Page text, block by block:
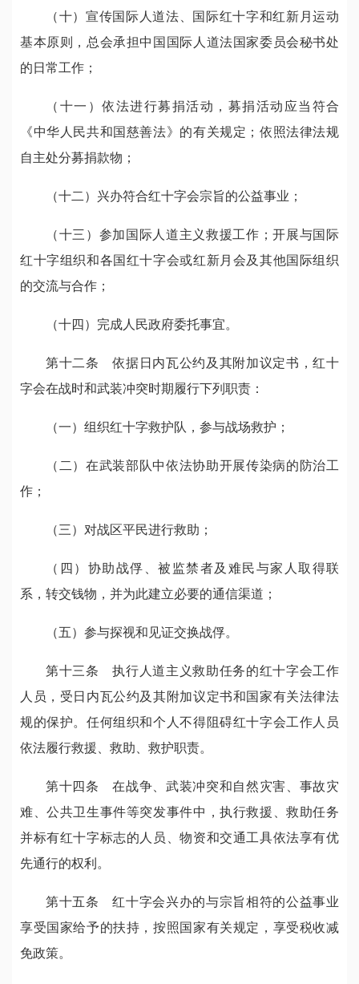
（十）宣传国际人道法、国际红十字和红新月运动
基本原则，总会承担中国国际人道法国家委员会秘书处
的日常工作；
（十一）依法进行募捐活动，募捐活动应当符合
《中华人民共和国慈善法》的有关规定；依照法律法规
自主处分募捐款物；
（十二）兴办符合红十字会宗旨的公益事业；
（十三）参加国际人道主义救援工作；开展与国际
红十字组织和各国红十字会或红新月会及其他国际组织
的交流与合作；
（十四）完成人民政府委托事宜。
第十二条 依据日内瓦公约及其附加议定书，红十
字会在战时和武装冲突时期履行下列职责：
（一）组织红十字救护队，参与战场救护；
（二）在武装部队中依法协助开展传染病的防治工
作；
（三）对战区平民进行救助；
（四）协助战俘、被监禁者及难民与家人取得联
系，转交钱物，并为此建立必要的通信渠道；
（五）参与探视和见证交换战俘。
第十三条 执行人道主义救助任务的红十字会工作
人员，受日内瓦公约及其附加议定书和国家有关法律法
规的保护。任何组织和个人不得阻碍红十字会工作人员
依法履行救援、救助、救护职责。
第十四条 在战争、武装冲突和自然灾害、事故灾
难、公共卫生事件等突发事件中，执行救援、救助任务
并标有红十字标志的人员、物资和交通工具依法享有优
先通行的权利。
第十五条 红十字会兴办的与宗旨相符的公益事业
享受国家给予的扶持，按照国家有关规定，享受税收减
免政策。